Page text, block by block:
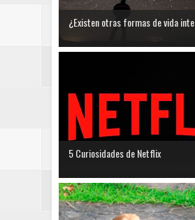
¿Existen otras formas de vida inte...
5 Curiosidades de Netflix